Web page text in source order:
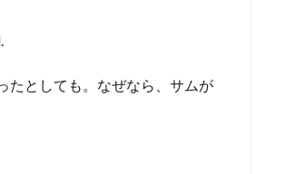
たとしても。なぜなら、サムが